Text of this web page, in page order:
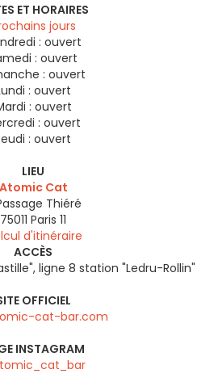
ET HORAIRES
jours
: ouvert
: ouvert
: ouvert
: ouvert
: ouvert
: ouvert
: ouvert
LIEU
Atomic Cat
Thiéré
75011 Paris 11
d'itinéraire
ACCÈS
ligne 8 station "Ledru-Rollin"
OFFICIEL
cat-bar.com
INSTAGRAM